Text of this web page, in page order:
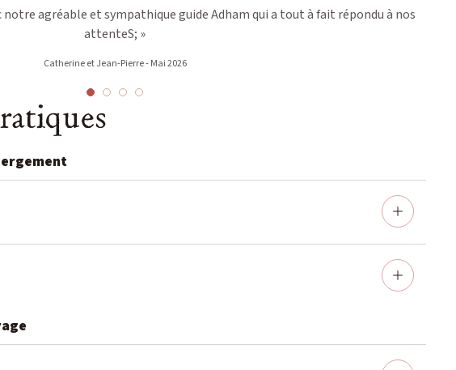
agréable et sympathique guide Adham qui a tout à fait répondu à nos
attenteS; »
Catherine et Jean-Pierre - Mai 2026